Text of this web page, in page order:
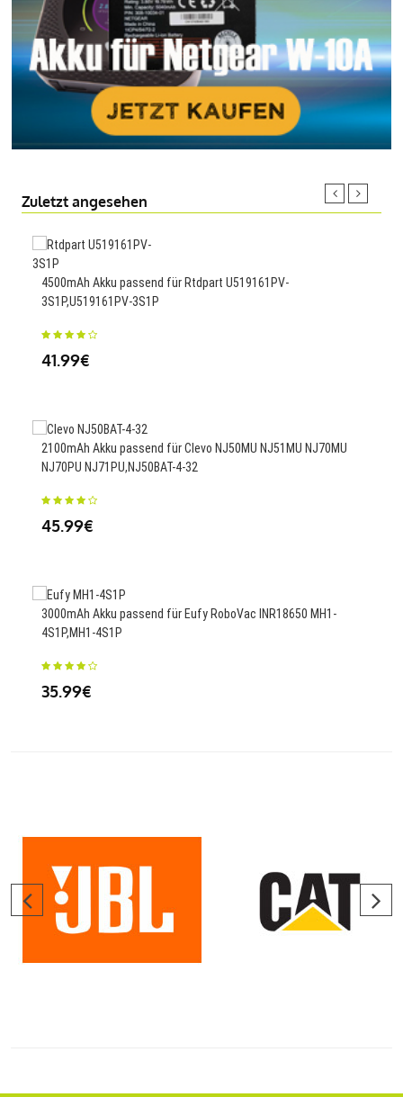
Zuletzt angesehen
4500mAh Akku passend für Rtdpart U519161PV-
3S1P,U519161PV-3S1P
41.99€
2100mAh Akku passend für Clevo NJ50MU NJ51MU NJ70MU
NJ70PU NJ71PU,NJ50BAT-4-32
45.99€
3000mAh Akku passend für Eufy RoboVac INR18650 MH1-
4S1P,MH1-4S1P
35.99€